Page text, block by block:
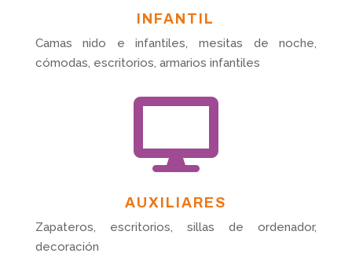
INFANTIL
Camas nido e infantiles, mesitas de noche,
cómodas, escritorios, armarios infantiles

AUXILIARES
Zapateros, escritorios, sillas de ordenador,
decoración